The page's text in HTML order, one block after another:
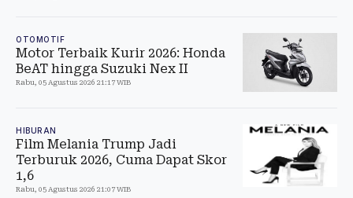
OTOMOTIF
Motor Terbaik Kurir 2026: Honda
BeAT hingga Suzuki Nex II
Rabu, 05 Agustus 2026 21:17 WIB
HIBURAN
Film Melania Trump Jadi
Terburuk 2026, Cuma Dapat Skor
1,6
Rabu, 05 Agustus 2026 21:07 WIB